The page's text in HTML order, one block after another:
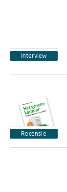
Interview
Recensie